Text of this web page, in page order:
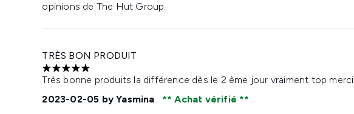
opinions de The Hut Group.
TRÈS BON PRODUIT
5 étoiles sur un maximum de 5
Très bonne produits la différence dès le 2 ème jour vraiment top merci
2023-02-05 by Yasmina
Achat vérifié